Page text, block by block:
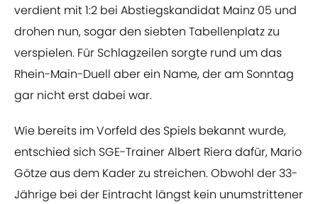
verdient mit 1:2 bei Abstiegskandidat Mainz 05 und
drohen nun, sogar den siebten Tabellenplatz zu
verspielen. Für Schlagzeilen sorgte rund um das
Rhein-Main-Duell aber ein Name, der am Sonntag
gar nicht erst dabei war.
Wie bereits im Vorfeld des Spiels bekannt wurde,
entschied sich SGE-Trainer Albert Riera dafür, Mario
Götze aus dem Kader zu streichen. Obwohl der 33-
Jährige bei der Eintracht längst kein unumstrittener